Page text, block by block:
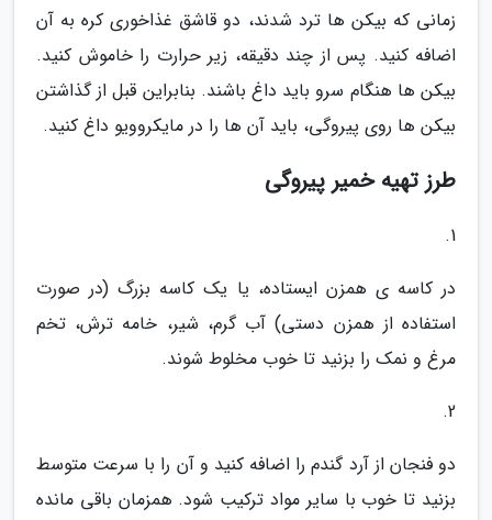
زمانی که بیکن ها ترد شدند، دو قاشق غذاخوری کره به آن
اضافه کنید. پس از چند دقیقه، زیر حرارت را خاموش کنید.
بیکن ها هنگام سرو باید داغ باشند. بنابراین قبل از گذاشتن
بیکن ها روی پیروگی، باید آن ها را در مایکروویو داغ کنید.
طرز تهیه خمیر پیروگی
1.
در کاسه ی همزن ایستاده، یا یک کاسه بزرگ (در صورت
استفاده از همزن دستی) آب گرم، شیر، خامه ترش، تخم
مرغ و نمک را بزنید تا خوب مخلوط شوند.
2.
دو فنجان از آرد گندم را اضافه کنید و آن را با سرعت متوسط
بزنید تا خوب با سایر مواد ترکیب شود. همزمان باقی مانده